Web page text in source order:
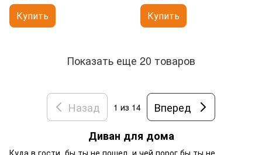
Купить Купить
Показать еще 20 товаров
Назад 1 из 14
Вперед
Диван для дома